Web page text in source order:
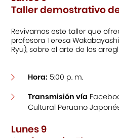
Taller demostrativo
Revivamos este taller que
profesora Teresa
Ryu), sobre el arte de los
Hora: 5:00 p. m.
Transmisión vía
Cultural Peruano
Lunes 9